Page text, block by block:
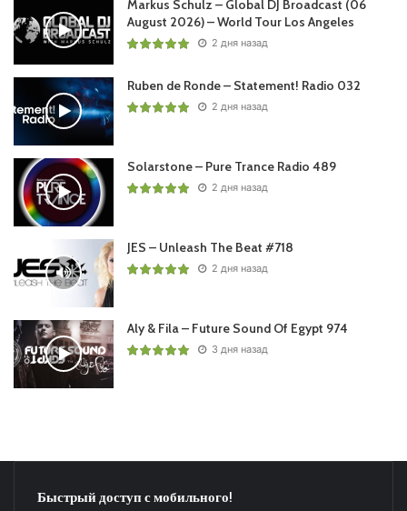
Markus Schulz – Global DJ Broadcast (06
August 2026) – World Tour Los Angeles
2 дня назад
Ruben de Ronde – Statement! Radio 032
2 дня назад
Solarstone – Pure Trance Radio 489
2 дня назад
JES – Unleash The Beat #718
2 дня назад
Aly & Fila – Future Sound Of Egypt 974
3 дня назад
Быстрый доступ с мобильного!